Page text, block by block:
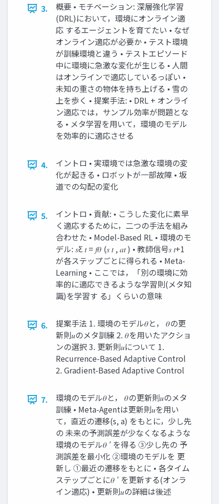
3.
概要 • モチベーション: 深層強化学習
(DRL)において，環境にオンライン適
応 するエージェントを育てたい • なぜ
オンライン適応が必要か • テスト環境
が訓練環境と違う • テストエピソード
中に環境に急激な変化が生じる • 人間
はオンラインで適応しているっぽい •
未知の重さの物体を持ち上げる • 雪の
上を歩く • 提案手法: • DRL + オンライ
ン適応では，サンプル効率が問題とな
る • メタ学習を用いて，環境のモデル
を効率的に適応させる
4.
イントロ • 実環境では急激な環境の変
化が起きる • ロボットが一部故障 • 坂
道での勾配の変化
5.
イントロ • 貢献: • こうした変化に素早
く適応するために，二つの手法を組み
合わせた • Model-Based RL • 環境のモ
デル: 𝑠Ƹ 𝑡 = 𝑓𝜃 (𝑠 𝑡 , 𝑎𝑡 ) • 教師信号𝑠 𝑡+1
が各ステップごとに得られる • Meta-
Learning • ここでは，「別の環境に効
率的に適応できるような学習則(メタ知
識)を学習す る」くらいの意味
6.
提案手法 1. 環境のモデル𝜃と， 𝜃の更
新則𝑢のメタ訓練 2. 𝜃を用いたアクショ
ンの選択 3. 更新則𝑢について 1.
Recurrence-Based Adaptive Control
2. Gradient-Based Adaptive Control
7.
環境のモデル𝜃と， 𝜃の更新則𝑢のメタ
訓練 • Meta-Agentは更新則𝑢を用い
て，直近の遷移(s, a) をもとに，少し先
の 未来の予測誤差が少なくなるような
環境のモデル𝜃 ′ を得る ③少し先の 予
測誤差を最小化 ②環境のモデルを 更
新し ①最近の遷移をもとに • 各タイム
ステップごとに𝜃 ′ を更新する(オンラ
イン適応) • 更新則𝑢の詳細は後述